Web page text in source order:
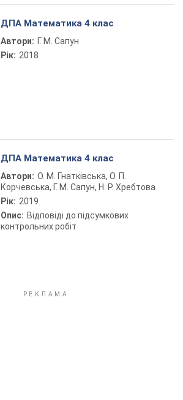
ДПА Математика 4 клас
Автори: Г. М. Сапун
Рік: 2018
ДПА Математика 4 клас
Автори: О. М. Гнатківська, О. П.
Корчевська, Г. М. Сапун, Н. Р. Хребтова
Рік: 2019
Опис: Відповіді до підсумкових
контрольних робіт